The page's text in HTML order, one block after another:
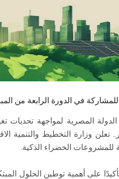
في الدورة الرابعة من
المصرية لمواجهة تحديات
تعلن وزارة التخطيط والتنمية
للمشروعات الخضراء الذكية.
تأكيدًا على أهمية توطين الحلول